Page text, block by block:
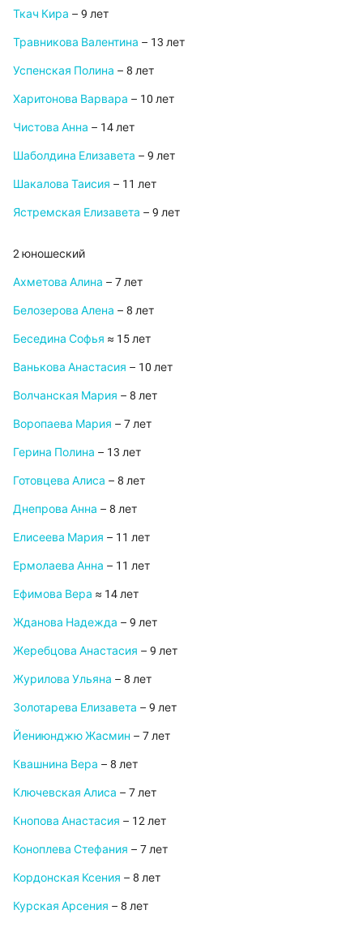
Ткач Кира – 9 лет
Травникова Валентина – 13 лет
Успенская Полина – 8 лет
Харитонова Варвара – 10 лет
Чистова Анна – 14 лет
Шаболдина Елизавета – 9 лет
Шакалова Таисия – 11 лет
Ястремская Елизавета – 9 лет
2 юношеский
Ахметова Алина – 7 лет
Белозерова Алена – 8 лет
Беседина Софья ≈ 15 лет
Ванькова Анастасия – 10 лет
Волчанская Мария – 8 лет
Воропаева Мария – 7 лет
Герина Полина – 13 лет
Готовцева Алиса – 8 лет
Днепрова Анна – 8 лет
Елисеева Мария – 11 лет
Ермолаева Анна – 11 лет
Ефимова Вера ≈ 14 лет
Жданова Надежда – 9 лет
Жеребцова Анастасия – 9 лет
Журилова Ульяна – 8 лет
Золотарева Елизавета – 9 лет
Йениюнджю Жасмин – 7 лет
Квашнина Вера – 8 лет
Ключевская Алиса – 7 лет
Кнопова Анастасия – 12 лет
Коноплева Стефания – 7 лет
Кордонская Ксения – 8 лет
Курская Арсения – 8 лет